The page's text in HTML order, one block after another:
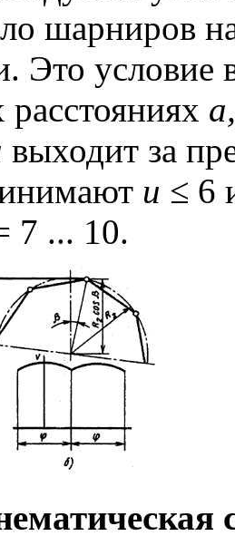
шарниров
Это
выходит за
u ≤ 6
7 ... 10.